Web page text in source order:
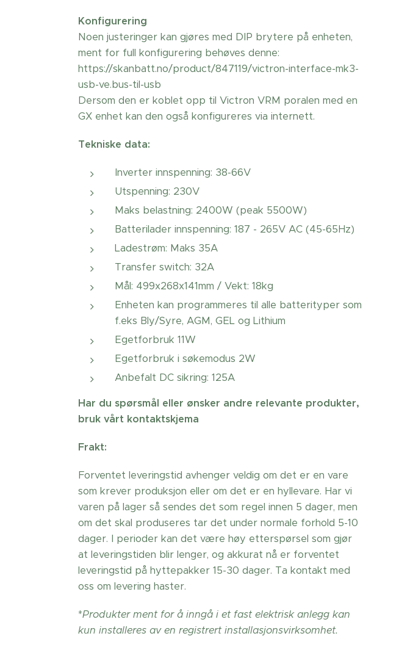
Konfigurering
Noen justeringer kan gjøres med DIP brytere på enheten,
ment for full konfigurering behøves denne:
https://skanbatt.no/product/847119/victron-interface-mk3-
usb-ve.bus-til-usb
Dersom den er koblet opp til Victron VRM poralen med en
GX enhet kan den også konfigureres via internett.
Tekniske data:
Inverter innspenning: 38-66V
Utspenning: 230V
Maks belastning: 2400W (peak 5500W)
Batterilader innspenning: 187 - 265V AC (45-65Hz)
Ladestrøm: Maks 35A
Transfer switch: 32A
Mål: 499x268x141mm / Vekt: 18kg
Enheten kan programmeres til alle batterityper som
f.eks Bly/Syre, AGM, GEL og Lithium
Egetforbruk 11W
Egetforbruk i søkemodus 2W
Anbefalt DC sikring: 125A
Har du spørsmål eller ønsker andre relevante produkter,
bruk vårt kontaktskjema
Frakt:
Forventet leveringstid avhenger veldig om det er en vare
som krever produksjon eller om det er en hyllevare. Har vi
varen på lager så sendes det som regel innen 5 dager, men
om det skal produseres tar det under normale forhold 5-10
dager. I perioder kan det være høy etterspørsel som gjør
at leveringstiden blir lenger, og akkurat nå er forventet
leveringstid på hyttepakker 15-30 dager. Ta kontakt med
oss om levering haster.
*Produkter ment for å inngå i et fast elektrisk anlegg kan
kun installeres av en registrert installasjonsvirksomhet.